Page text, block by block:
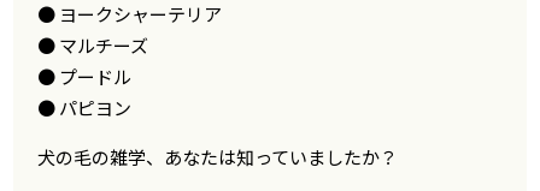
● ヨークシャーテリア
● マルチーズ
● プードル
● パピヨン
犬の毛の雑学、あなたは知っていましたか？